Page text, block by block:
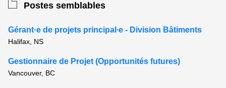
Postes semblables
Gérant·e de projets principal∙e - Division Bâtiments
Halifax, NS
Gestionnaire de Projet (Opportunités futures)
Vancouver, BC